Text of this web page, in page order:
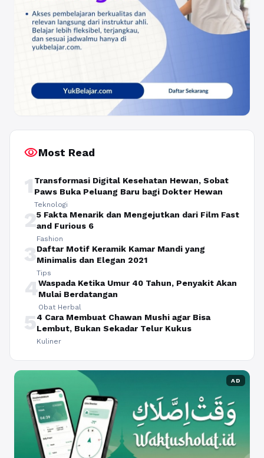
visibilityMost Read
1 Transformasi Digital Kesehatan Hewan, Sobat
Paws Buka Peluang Baru bagi Dokter Hewan
Teknologi
25 Fakta Menarik dan Mengejutkan dari Film Fast
and Furious 6
Fashion
3Daftar Motif Keramik Kamar Mandi yang
Minimalis dan Elegan 2021
Tips
4Waspada Ketika Umur 40 Tahun, Penyakit Akan
Mulai Berdatangan
Obat Herbal
54 Cara Membuat Chawan Mushi agar Bisa
Lembut, Bukan Sekadar Telur Kukus
Kuliner
AD